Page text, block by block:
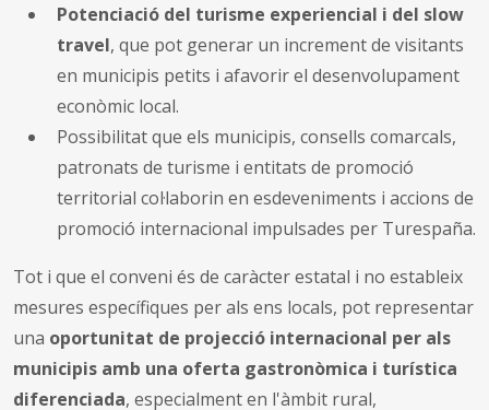
Potenciació del turisme experiencial i del slow
travel, que pot generar un increment de visitants
en municipis petits i afavorir el desenvolupament
econòmic local.
Possibilitat que els municipis, consells comarcals,
patronats de turisme i entitats de promoció
territorial col·laborin en esdeveniments i accions de
promoció internacional impulsades per Turespaña.
Tot i que el conveni és de caràcter estatal i no estableix
mesures específiques per als ens locals, pot representar
una oportunitat de projecció internacional per als
municipis amb una oferta gastronòmica i turística
diferenciada, especialment en l'àmbit rural,